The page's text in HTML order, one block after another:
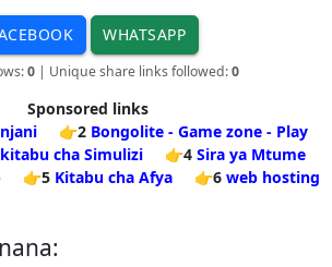
WHATSAPP
0| Unique share links followed:0
Sponsored links
👉2 Bongolite - Game zone - Play
kitabu cha Simulizi 👉4 Sira ya Mtume
👉5 Kitabu cha Afya 👉6 web hosting